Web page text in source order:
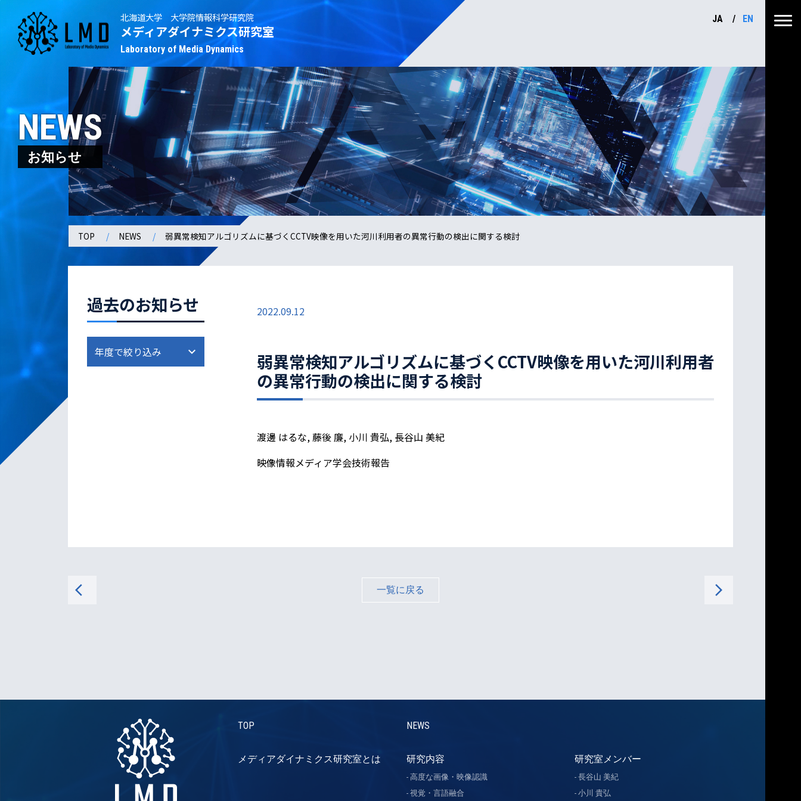
北海道大学 大学院情報科学研究院
メディアダイナミクス研究室
Laboratory of Media Dynamics
JA EN
NEWS
お知らせ
TOP NEWS 弱異常検知アルゴリズムに基づくCCTV映像を用いた河川利用者の異常行動の検出に関する検討
過去のお知らせ 2022.09.12
弱異常検知アルゴリズムに基づくCCTV映像を用いた河川利用者
の異常行動の検出に関する検討
渡邊 はるな, 藤後 廉, 小川 貴弘, 長谷山 美紀
映像情報メディア学会技術報告
arrow_back_ios 一覧に戻る arrow_forward_ios
TOP NEWS
メディアダイナミクス研究室とは 研究内容
高度な画像・映像認識
視覚・言語融合
研究室メンバー
長谷山 美紀
小川 貴弘